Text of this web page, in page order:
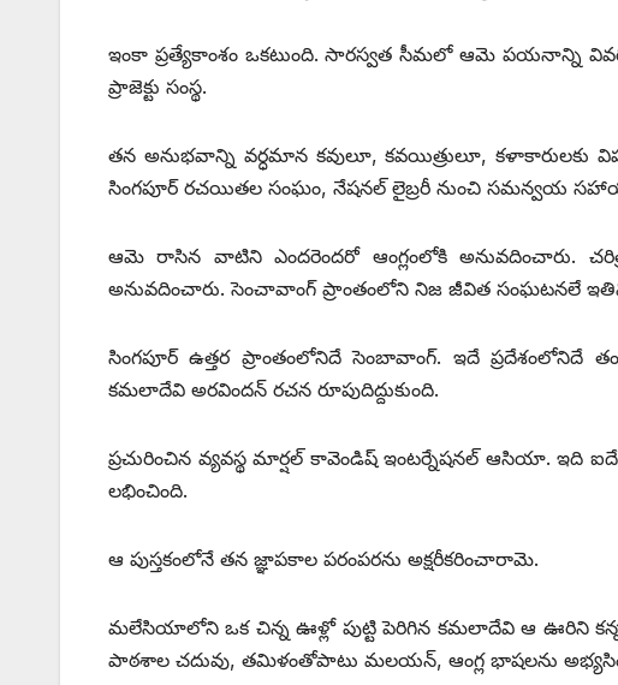
ఇంకా ప్రత్యేకాంశం ఒకటుంది. సారస్వత సీమలో ఆమె పయనాన్ని
ప్రాజెక్టు సంస్థ.
తన అనుభవాన్ని వర్ధమాన కవులూ, కవయిత్రులూ, కళాకారులకు
సింగపూర్‌ రచయితల సంఘం, నేషనల్‌ లైబ్రరీ నుంచి సమన్వయ
ఆమె రాసిన వాటిని ఎందరెందరో ఆంగ్లంలోకి అనువదించారు.
అనువదించారు. సెంచావాంగ్‌ ప్రాంతంలోని నిజ జీవిత సంఘటనలే
సింగపూర్‌ ఉత్తర ప్రాంతంలోనిదే సెంబావాంగ్‌. ఇదే
కమలాదేవి అరవిందన్‌ రచన రూపుదిద్దుకుంది.
ప్రచురించిన వ్యవస్థ మార్షల్‌ కావెండిష్‌ ఇంటర్నేషనల్‌ ఆసియా. ఇది
లభించింది.
ఆ పుస్తకంలోనే తన జ్ఞాపకాల పరంపరను అక్షరీకరించారామె.
మలేసియాలోని ఒక చిన్న ఊళ్లో పుట్టి పెరిగిన కమలాదేవి ఆ ఊరిని
పాఠశాల చదువు, తమిళంతోపాటు మలయన్‌, ఆంగ్ల భాషలను